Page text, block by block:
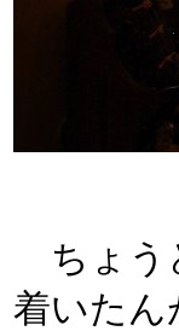
ちょう
着いたん